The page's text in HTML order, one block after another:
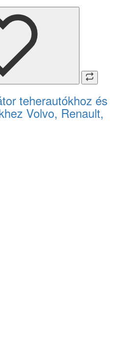
teherautókhoz és
Volvo, Renault,